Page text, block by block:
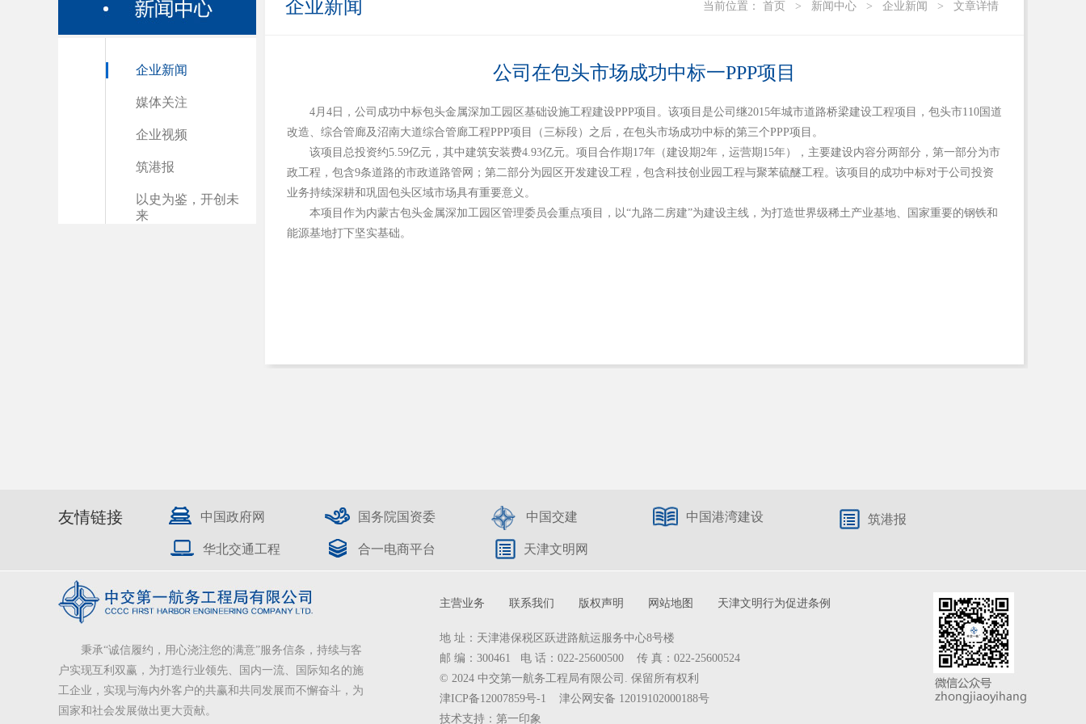
企业新闻
媒体关注
企业视频
筑港报
以史为鉴，开创未
来
企业新闻 当前位置： 首页 > 新闻中心 > 企业新闻 > 文章详情
公司在包头市场成功中标一PPP项目
4月4日，公司成功中标包头金属深加工园区基础设施工程建设PPP项目。该项目是公司继2015年城市道路桥梁建设工程项目，包头市110国道
改造、综合管廊及沼南大道综合管廊工程PPP项目（三标段）之后，在包头市场成功中标的第三个PPP项目。
该项目总投资约5.59亿元，其中建筑安装费4.93亿元。项目合作期17年（建设期2年，运营期15年），主要建设内容分两部分，第一部分为市
政工程，包含9条道路的市政道路管网；第二部分为园区开发建设工程，包含科技创业园工程与聚苯硫醚工程。该项目的成功中标对于公司投资
业务持续深耕和巩固包头区域市场具有重要意义。
本项目作为内蒙古包头金属深加工园区管理委员会重点项目，以“九路二房建”为建设主线，为打造世界级稀土产业基地、国家重要的钢铁和
能源基地打下坚实基础。
友情链接 中国政府网 国务院国资委 中国交建 中国港湾建设 筑港报
华北交通工程 合一电商平台 天津文明网
秉承“诚信履约，用心浇注您的满意”服务信条，持续与客
户实现互利双赢，为打造行业领先、国内一流、国际知名的施
工企业，实现与海内外客户的共赢和共同发展而不懈奋斗，为
国家和社会发展做出更大贡献。
主营业务 联系我们 版权声明 网站地图 天津文明行为促进条例
地 址：天津港保税区跃进路航运服务中心8号楼
邮 编：300461 电 话：022-25600500 传 真：022-25600524
© 2024 中交第一航务工程局有限公司. 保留所有权利
津ICP备12007859号-1
津公网安备 12019102000188号
技术支持： 第一印象